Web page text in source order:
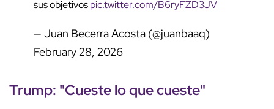
sus objetivospic.twitter.com/B6ryFZD3JV
— Juan Becerra Acosta (@juanbaaq)
February 28, 2026
Trump: "Cueste lo que cueste"